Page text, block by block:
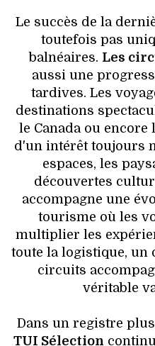
Le succès de la
toutefois pas
balnéaires. Les
aussi une
tardives. Les
destinations
le Canada ou
d'un intérêt toujours
espaces, les
découvertes
accompagne une
tourisme où les
multiplier les
toute la logistique, un
circuits
véritable
Dans un registre
TUI Sélection